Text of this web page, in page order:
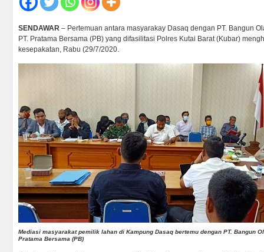
SENDAWAR – Pertemuan antara masyarakay Dasaq dengan PT. Bangun
PT. Pratama Bersama (PB) yang difasilitasi Polres Kutai Barat (Kubar)
kesepakatan, Rabu (29/7/2020.
Mediasi masyarakat pemilik lahan di Kampung Dasaq bertemu dengan PT. Bangun
Pratama Bersama (PB)